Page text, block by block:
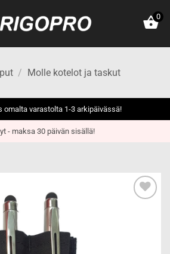
0
/ Molle kotelot ja taskut
omalta varastolta 1-3 arkipäivässä!
- maksa 30 päivän sisällä!